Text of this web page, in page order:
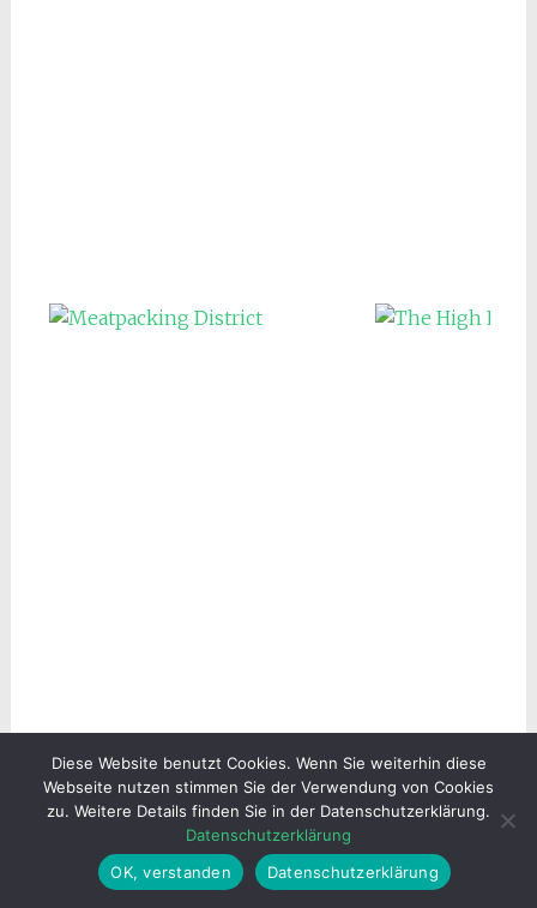
Diese Website benutzt Cookies. Wenn Sie weiterhin diese
Webseite nutzen stimmen Sie der Verwendung von Cookies
zu. Weitere Details finden Sie in der Datenschutzerklärung.
Datenschutzerklärung
OK, verstanden
Datenschutzerklärung